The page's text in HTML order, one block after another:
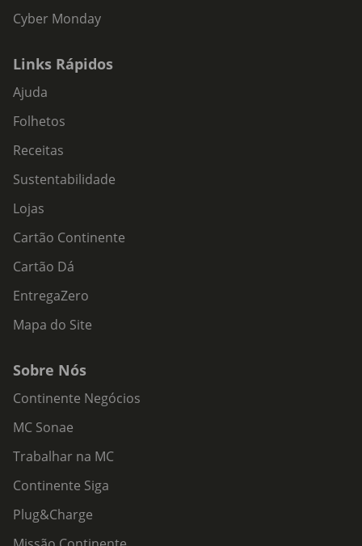
Cyber Monday
Links Rápidos
Ajuda
Folhetos
Receitas
Sustentabilidade
Lojas
Cartão Continente
Cartão Dá
EntregaZero
Mapa do Site
Sobre Nós
Continente Negócios
MC Sonae
Trabalhar na MC
Continente Siga
Plug&Charge